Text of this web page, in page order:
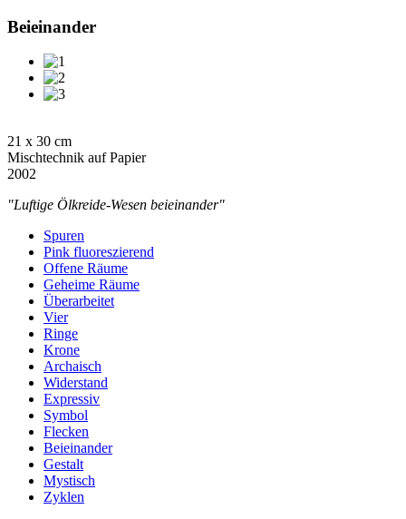
Beieinander
21 x 30 cm
Mischtechnik auf Papier
2002
"Luftige Ölkreide-Wesen beieinander"
Spuren
Pink fluoreszierend
Offene Räume
Geheime Räume
Überarbeitet
Vier
Ringe
Krone
Archaisch
Widerstand
Expressiv
Symbol
Flecken
Beieinander
Gestalt
Mystisch
Zyklen